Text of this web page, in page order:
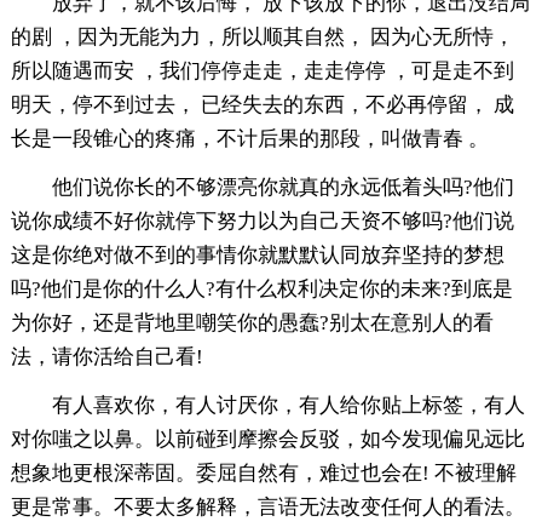
的剧 ，因为无能为力，所以顺其自然， 因为心无所恃，
所以随遇而安 ，我们停停走走，走走停停 ，可是走不到
明天，停不到过去， 已经失去的东西，不必再停留， 成
长是一段锥心的疼痛，不计后果的那段，叫做青春 。
他们说你长的不够漂亮你就真的永远低着头吗?他们
说你成绩不好你就停下努力以为自己天资不够吗?他们说
这是你绝对做不到的事情你就默默认同放弃坚持的梦想
吗?他们是你的什么人?有什么权利决定你的未来?到底是
为你好，还是背地里嘲笑你的愚蠢?别太在意别人的看
法，请你活给自己看!
有人喜欢你，有人讨厌你，有人给你贴上标签，有人
对你嗤之以鼻。以前碰到摩擦会反驳，如今发现偏见远比
想象地更根深蒂固。委屈自然有，难过也会在! 不被理解
更是常事。不要太多解释，言语无法改变任何人的看法。